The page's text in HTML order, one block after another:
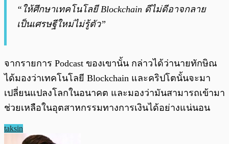
“ให้ศึกษาเทคโนโลยี Blockchain ดีไม่ดีอาจกลาย
เป็นเศรษฐีใหม่ไม่รู้ตัว”
จากรายการ Podcast ของเขานั้น กล่าวได้ว่านายทักษิณ
ได้มองว่าเทคโนโลยี Blockchain และคริปโตนั้นจะมา
เปลี่ยนแปลงโลกในอนาคต และมองว่ามันสามารถเข้ามา
ช่วยเหลือในอุตสาหกรรมทางการเงินได้อย่างแน่นอน
taksin